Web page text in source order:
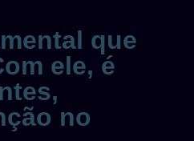
que
ele, é
no